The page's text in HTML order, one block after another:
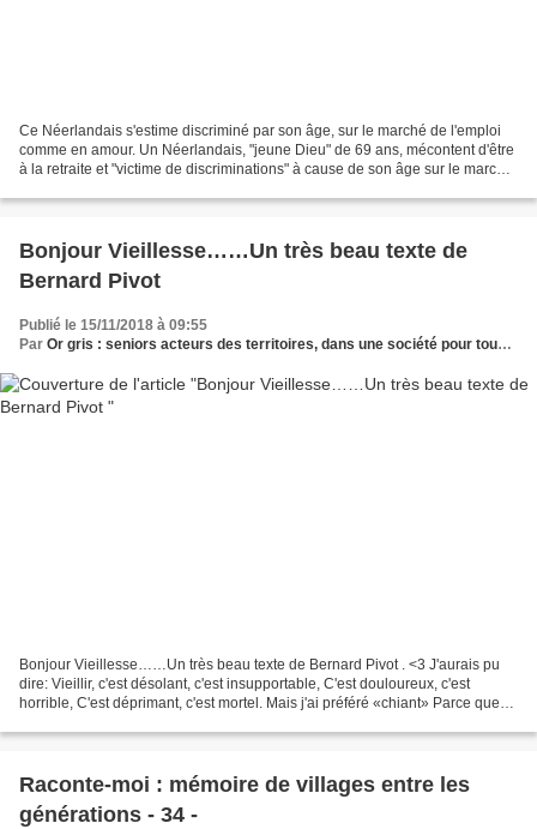
Ce Néerlandais s'estime discriminé par son âge, sur le marché de l'emploi
comme en amour. Un Néerlandais, "jeune Dieu" de 69 ans, mécontent d'être
à la retraite et "victime de discriminations" à cause de son âge sur le marché
Bonjour Vieillesse……Un très beau texte de
Bernard Pivot
Publié le 15/11/2018 à 09:55
Par Or gris : seniors acteurs des territoires, dans une société pour tous les âges
Bonjour Vieillesse……Un très beau texte de Bernard Pivot . <3 J'aurais pu
dire: Vieillir, c'est désolant, c'est insupportable, C'est douloureux, c'est
horrible, C'est déprimant, c'est mortel. Mais j'ai préféré «chiant» Parce que
Raconte-moi : mémoire de villages entre les
générations - 34 -